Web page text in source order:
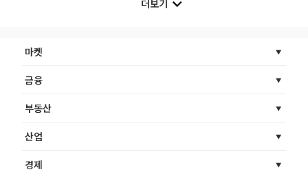
더보기
마켓
금융
부동산
산업
경제